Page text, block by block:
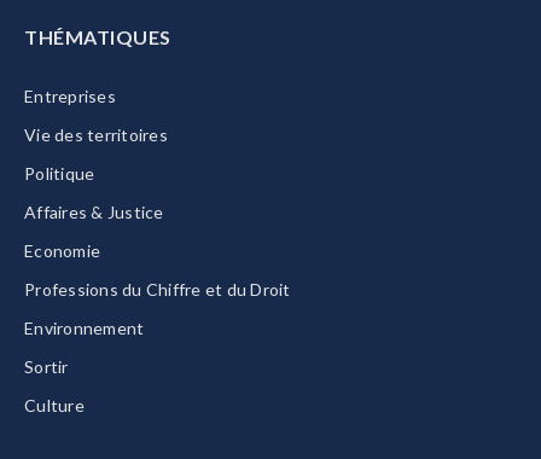
THÉMATIQUES
Entreprises
Vie des territoires
Politique
Affaires & Justice
Economie
Professions du Chiffre et du Droit
Environnement
Sortir
Culture